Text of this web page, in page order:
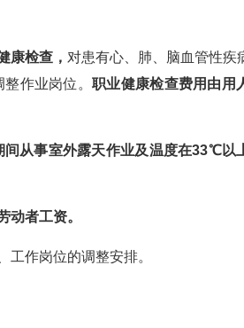
康检查， 对患有心、肺、脑血管性疾
整作业岗位。职业健康检查费用由用
从事室外露天作业及温度在33℃以
动者工资。
作岗位的调整安排。